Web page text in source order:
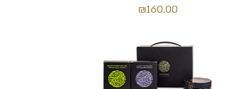
מחיר
₪160.00